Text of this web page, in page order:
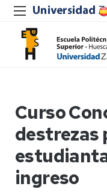
Curso
destrezas
ingreso